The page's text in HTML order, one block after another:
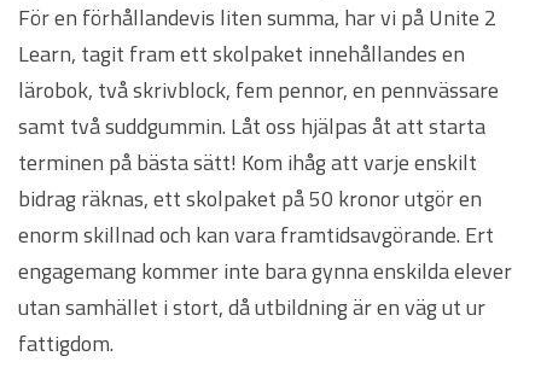
För en förhållandevis liten summa, har vi på Unite 2
Learn, tagit fram ett skolpaket innehållandes en
lärobok, två skrivblock, fem pennor, en pennvässare
samt två suddgummin. Låt oss hjälpas åt att starta
terminen på bästa sätt! Kom ihåg att varje enskilt
bidrag räknas, ett skolpaket på 50 kronor utgör en
enorm skillnad och kan vara framtidsavgörande. Ert
engagemang kommer inte bara gynna enskilda elever
utan samhället i stort, då utbildning är en väg ut ur
fattigdom.